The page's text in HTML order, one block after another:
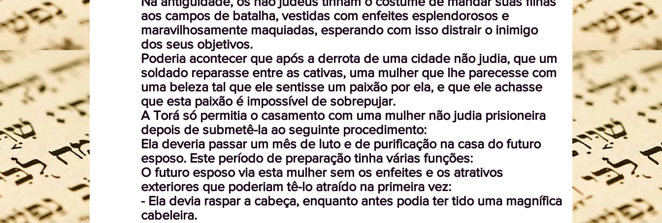
aos campos de batalha, vestidas com enfeites esplendorosos e
maravilhosamente maquiadas, esperando com isso distrair o inimigo
dos seus objetivos.
Poderia acontecer que após a derrota de uma cidade não judia, que um
soldado reparasse entre as cativas, uma mulher que lhe parecesse com
uma beleza tal que ele sentisse um paixão por ela, e que ele achasse
que esta paixão é impossível de sobrepujar.
A Torá só permitia o casamento com uma mulher não judia prisioneira
depois de submetê-la ao seguinte procedimento:
Ela deveria passar um mês de luto e de purificação na casa do futuro
esposo. Este período de preparação tinha várias funções:
O futuro esposo via esta mulher sem os enfeites e os atrativos
exteriores que poderiam tê-lo atraído na primeira vez:
- Ela devia raspar a cabeça, enquanto antes podia ter tido uma magnífica
cabeleira.